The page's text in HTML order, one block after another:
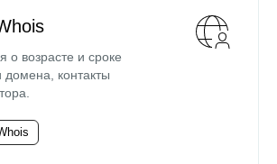
возрасте и сроке
домена, контакты